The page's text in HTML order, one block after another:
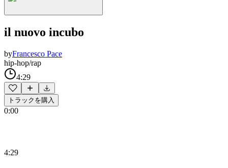
il nuovo incubo
byFrancesco Pace
hip-hop/rap
4:29
トラックを購入
0:00
4:29